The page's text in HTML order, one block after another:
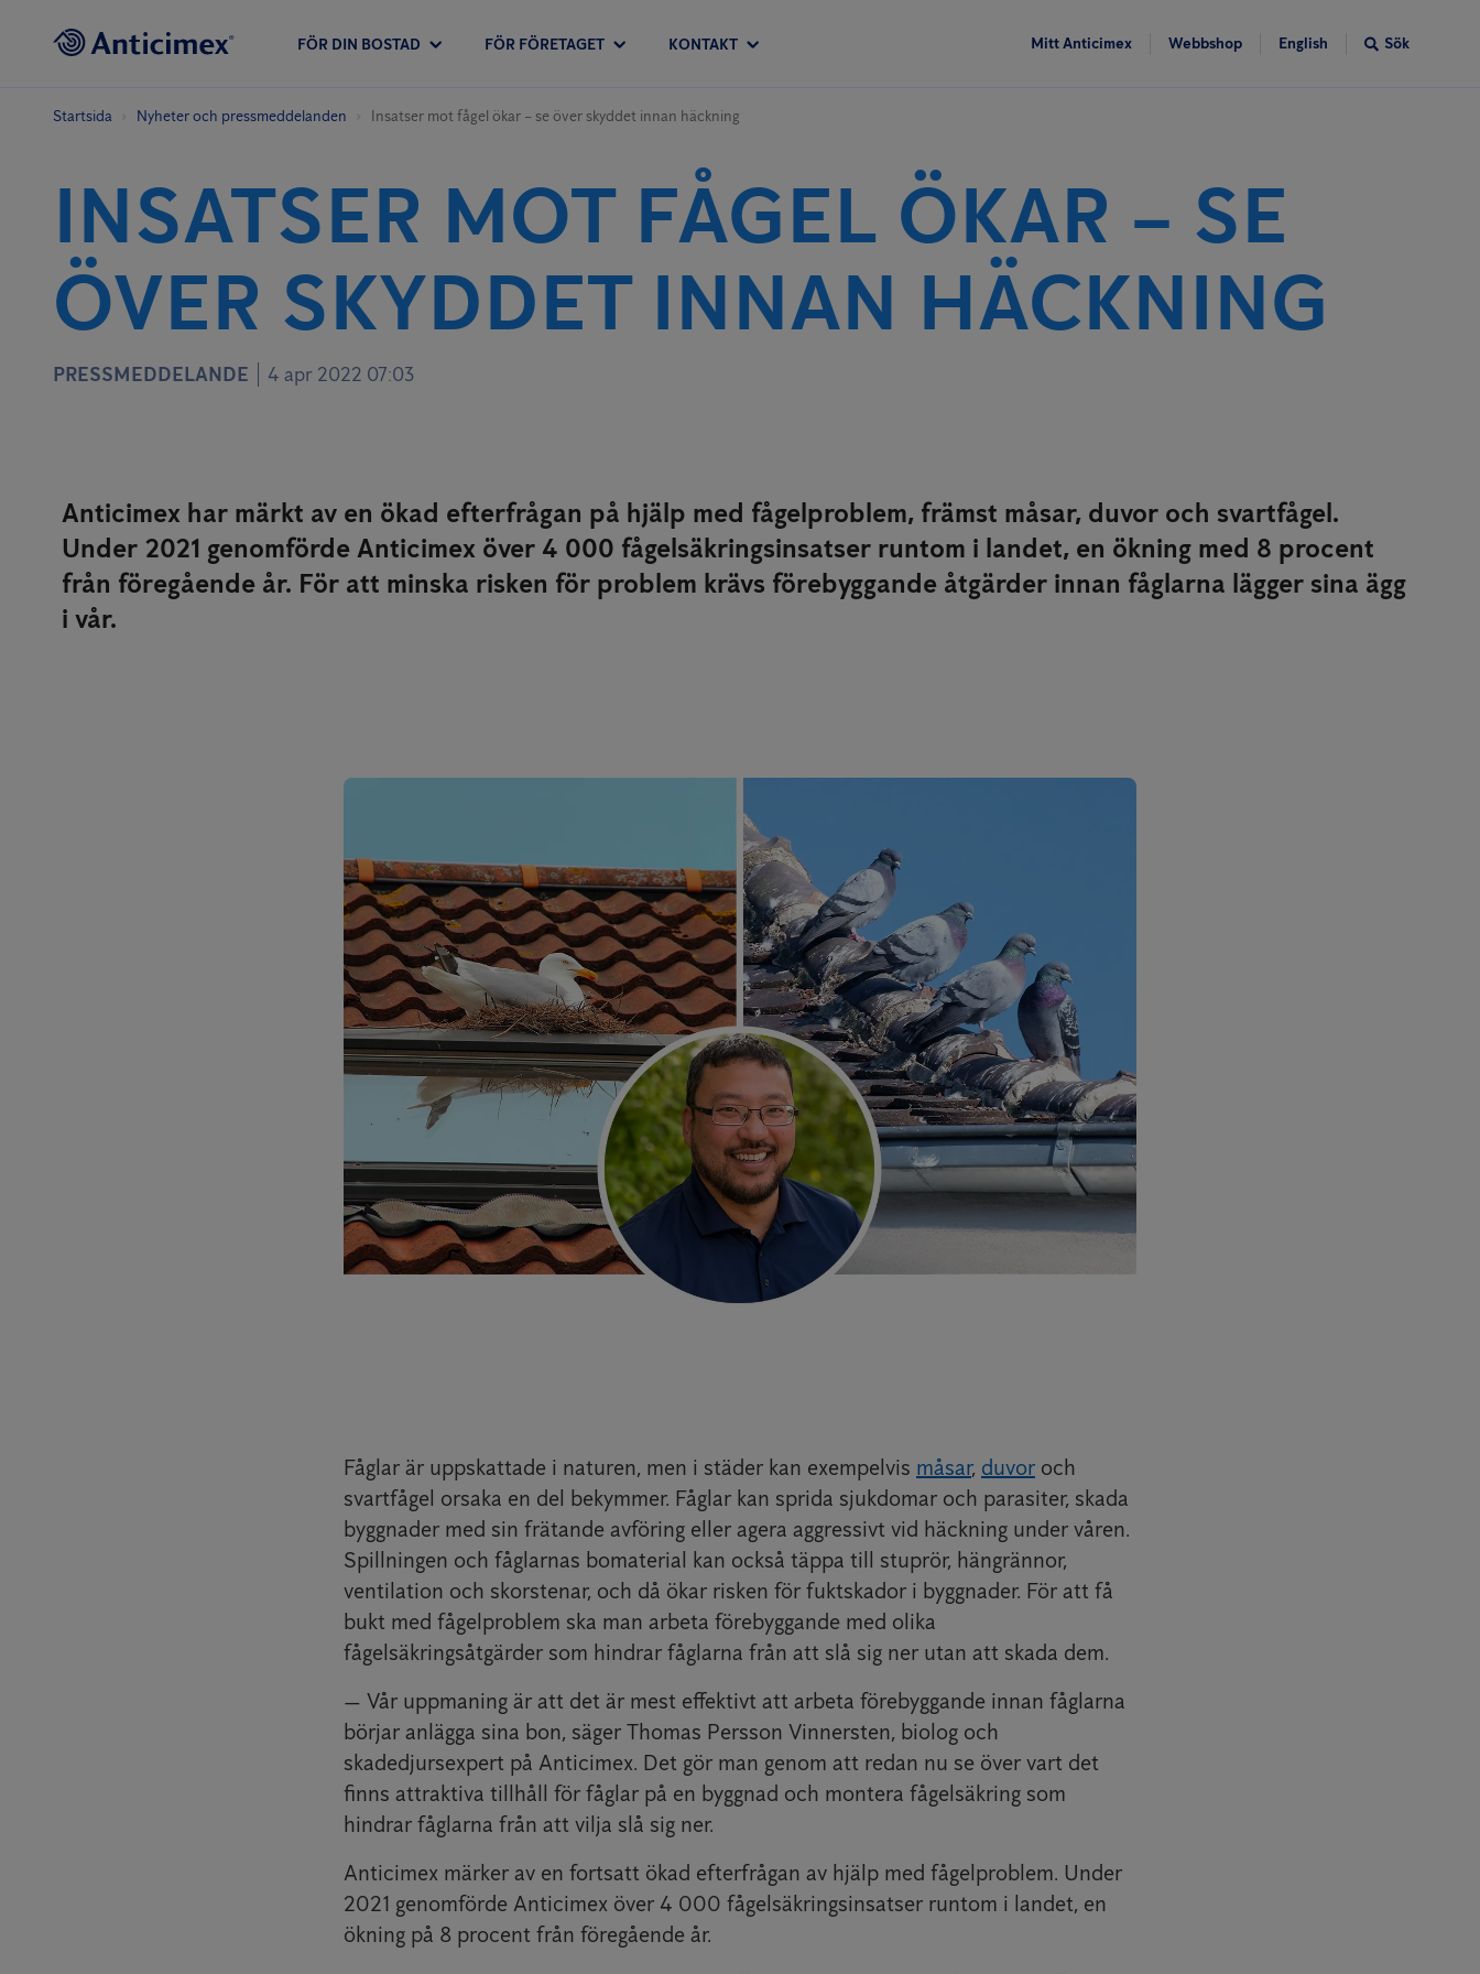
FÖR DIN BOSTAD FÖR FÖRETAGET KONTAKT Mitt Anticimex Webbshop English Sök
Startsida Nyheter och pressmeddelanden Insatser mot fågel ökar – se över skyddet innan häckning
INSATSER MOT FÅGEL ÖKAR – SE
ÖVER SKYDDET INNAN HÄCKNING
PRESSMEDDELANDE 4 apr 2022 07:03
Anticimex har märkt av en ökad efterfrågan på hjälp med fågelproblem, främst måsar, duvor och svartfågel.
Under 2021 genomförde Anticimex över 4 000 fågelsäkringsinsatser runtom i landet, en ökning med 8 procent
från föregående år. För att minska risken för problem krävs förebyggande åtgärder innan fåglarna lägger sina ägg
i vår.
Fåglar är uppskattade i naturen, men i städer kan exempelvis måsar, duvor och
svartfågel orsaka en del bekymmer. Fåglar kan sprida sjukdomar och parasiter, skada
byggnader med sin frätande avföring eller agera aggressivt vid häckning under våren.
Spillningen och fåglarnas bomaterial kan också täppa till stuprör, hängrännor,
ventilation och skorstenar, och då ökar risken för fuktskador i byggnader. För att få
bukt med fågelproblem ska man arbeta förebyggande med olika
fågelsäkringsåtgärder som hindrar fåglarna från att slå sig ner utan att skada dem.
— Vår uppmaning är att det är mest effektivt att arbeta förebyggande innan fåglarna
börjar anlägga sina bon, säger Thomas Persson Vinnersten, biolog och
skadedjursexpert på Anticimex. Det gör man genom att redan nu se över vart det
finns attraktiva tillhåll för fåglar på en byggnad och montera fågelsäkring som
hindrar fåglarna från att vilja slå sig ner.
Anticimex märker av en fortsatt ökad efterfrågan av hjälp med fågelproblem. Under
2021 genomförde Anticimex över 4 000 fågelsäkringsinsatser runtom i landet, en
ökning på 8 procent från föregående år.